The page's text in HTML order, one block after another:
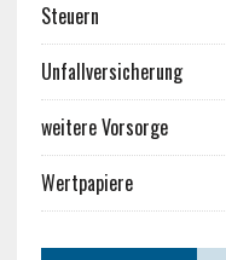
Steuern
Unfallversicherung
weitere Vorsorge
Wertpapiere